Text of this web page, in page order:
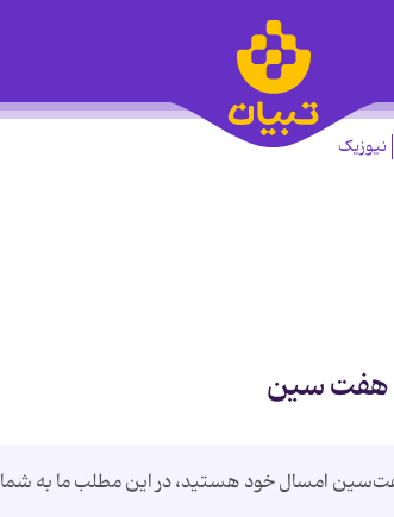
نیوزیک
هفت سین
امسال خود هستید، در این مطلب ما به شما